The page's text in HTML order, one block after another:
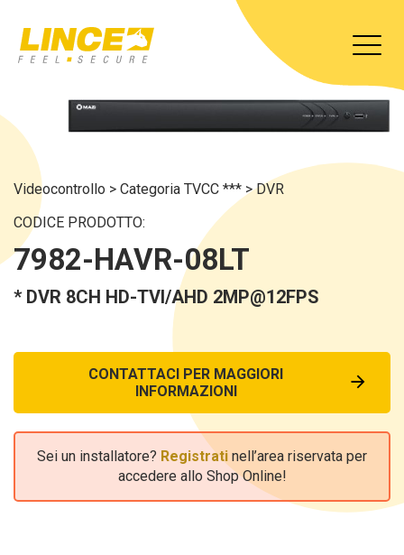
Videocontrollo > Categoria TVCC *** >DVR
CODICE PRODOTTO:
7982-HAVR-08LT
* DVR 8CH HD-TVI/AHD 2MP@12FPS
CONTATTACI PER MAGGIORI
INFORMAZIONI
Sei un installatore? Registrati nell’area riservata per
accedere allo Shop Online!